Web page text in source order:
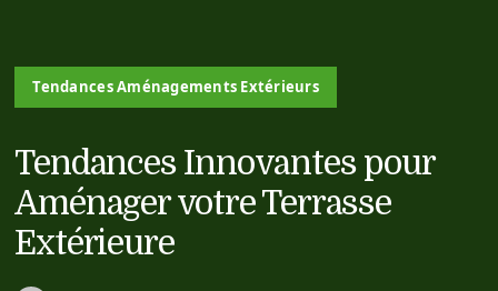
Tendances Aménagements Extérieurs
Tendances Innovantes pour
Aménager votre Terrasse
Extérieure